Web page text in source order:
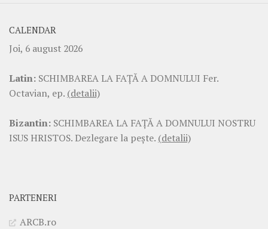
CALENDAR
Joi, 6 august 2026
Latin: SCHIMBAREA LA FAŢĂ A DOMNULUI Fer.
Octavian, ep. (detalii)
Bizantin: SCHIMBAREA LA FAŢĂ A DOMNULUI NOSTRU
ISUS HRISTOS. Dezlegare la pește. (detalii)
PARTENERI
ARCB.ro